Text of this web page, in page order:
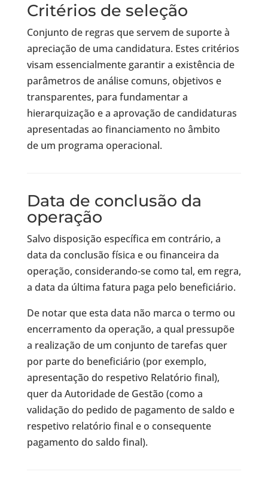
Critérios de seleção
Conjunto de regras que servem de suporte à
apreciação de uma candidatura. Estes critérios
visam essencialmente garantir a existência de
parâmetros de análise comuns, objetivos e
transparentes, para fundamentar a
hierarquização e a aprovação de candidaturas
apresentadas ao financiamento no âmbito
de um programa operacional.
Data de conclusão da
operação
Salvo disposição específica em contrário, a
data da conclusão física e ou financeira da
operação, considerando-se como tal, em regra,
a data da última fatura paga pelo beneficiário.
De notar que esta data não marca o termo ou
encerramento da operação, a qual pressupõe
a realização de um conjunto de tarefas quer
por parte do beneficiário (por exemplo,
apresentação do respetivo Relatório final),
quer da Autoridade de Gestão (como a
validação do pedido de pagamento de saldo e
respetivo relatório final e o consequente
pagamento do saldo final).